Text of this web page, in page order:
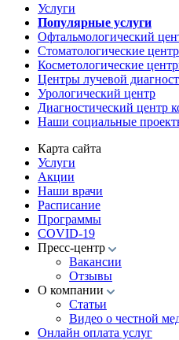
Услуги
Популярные услуги
Офтальмологический
Стоматологические
Косметологические
Центры лучевой
Урологический центр
Диагностический центр
Наши социальные
Карта сайта
Услуги
Акции
Наши врачи
Расписание
Программы
COVID-19
Пресс-центр
Вакансии
Отзывы
О компании
Статьи
Видео о честной
Онлайн оплата услуг